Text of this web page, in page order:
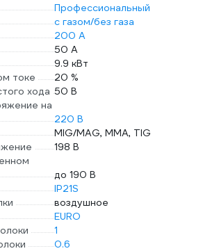
Профессиональный
с газом/без газа
200 А
50 А
9.9 кВт
токе
20 %
хода 50 В
на
220 В
MIG/MAG, MMA, TIG
198 В
до 190 В
IP21S
воздушное
EURO
1
0.6